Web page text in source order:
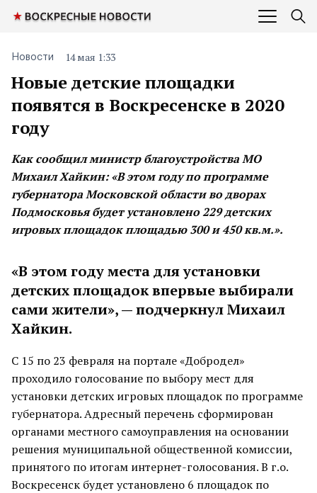
Новые детские площадки
появятся в Воскресенске в 2020
году
Новости 14 мая 1:33
Как сообщил министр благоустройства МО
Михаил Хайкин: «В этом году по программе
губернатора Московской области во дворах
Подмосковья будет установлено 229 детских
игровых площадок площадью 300 и 450 кв.м.».
«В этом году места для установки
детских площадок впервые выбирали
сами жители», — подчеркнул Михаил
Хайкин.
С 15 по 23 февраля на портале «Добродел»
проходило голосование по выбору мест для
установки детских игровых площадок по программе
губернатора. Адресный перечень сформирован
органами местного самоуправления на основании
решения муниципальной общественной комиссии,
принятого по итогам интернет-голосования. В г.о.
Воскресенск будет установлено 6 площадок по